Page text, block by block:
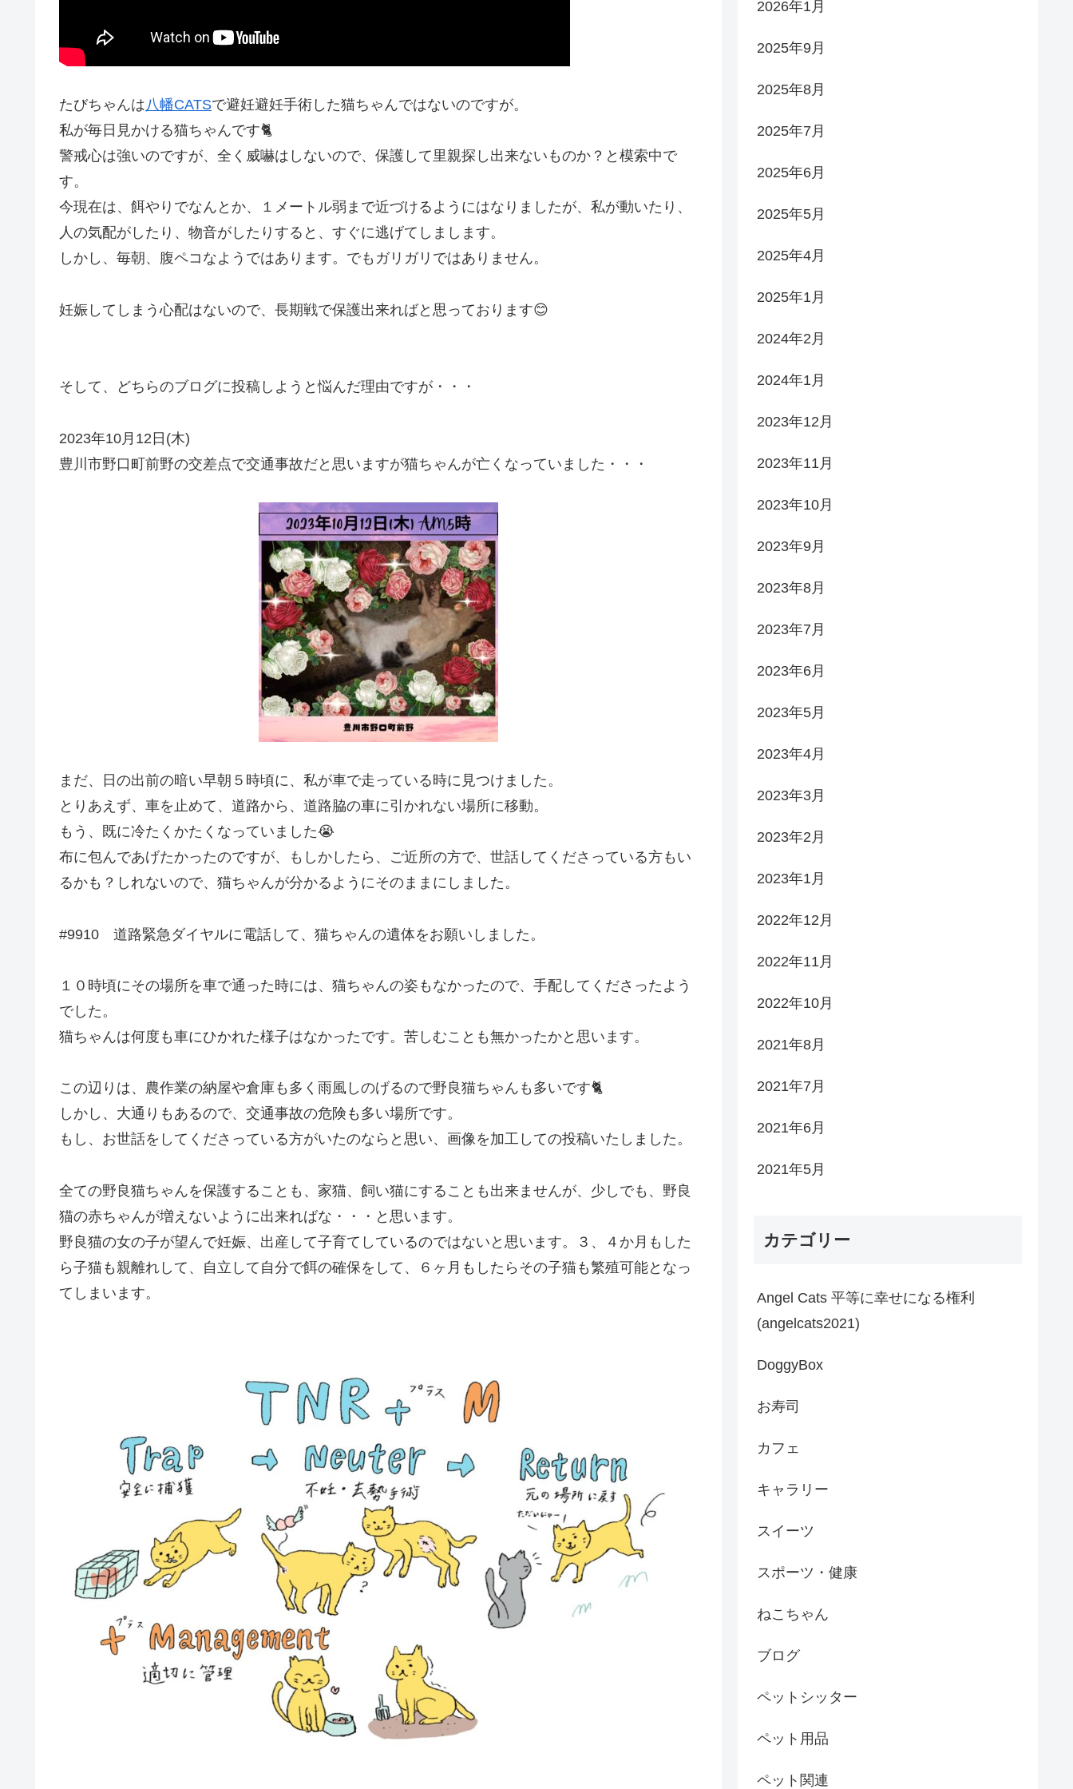
たびちゃんは八幡CATSで避妊避妊手術した猫ちゃんではないのですが。
私が毎日見かける猫ちゃんです🐈
警戒心は強いのですが、全く威嚇はしないので、保護して里親探し出来ないものか？と模索中で
す。
今現在は、餌やりでなんとか、１メートル弱まで近づけるようにはなりましたが、私が動いたり、
人の気配がしたり、物音がしたりすると、すぐに逃げてしまします。
しかし、毎朝、腹ペコなようではあります。でもガリガリではありません。
妊娠してしまう心配はないので、長期戦で保護出来ればと思っております😊
そして、どちらのブログに投稿しようと悩んだ理由ですが・・・
2023年10月12日(木)
豊川市野口町前野の交差点で交通事故だと思いますが猫ちゃんが亡くなっていました・・・
まだ、日の出前の暗い早朝５時頃に、私が車で走っている時に見つけました。
とりあえず、車を止めて、道路から、道路脇の車に引かれない場所に移動。
もう、既に冷たくかたくなっていました😭
布に包んであげたかったのですが、もしかしたら、ご近所の方で、世話してくださっている方もい
るかも？しれないので、猫ちゃんが分かるようにそのままにしました。
#9910 道路緊急ダイヤルに電話して、猫ちゃんの遺体をお願いしました。
１０時頃にその場所を車で通った時には、猫ちゃんの姿もなかったので、手配してくださったよう
でした。
猫ちゃんは何度も車にひかれた様子はなかったです。苦しむことも無かったかと思います。
この辺りは、農作業の納屋や倉庫も多く雨風しのげるので野良猫ちゃんも多いです🐈
しかし、大通りもあるので、交通事故の危険も多い場所です。
もし、お世話をしてくださっている方がいたのならと思い、画像を加工しての投稿いたしました。
全ての野良猫ちゃんを保護することも、家猫、飼い猫にすることも出来ませんが、少しでも、野良
猫の赤ちゃんが増えないように出来ればな・・・と思います。
野良猫の女の子が望んで妊娠、出産して子育てしているのではないと思います。３、４か月もした
ら子猫も親離れして、自立して自分で餌の確保をして、６ヶ月もしたらその子猫も繁殖可能となっ
てしまいます。
2026年1月
2025年9月
2025年8月
2025年7月
2025年6月
2025年5月
2025年4月
2025年1月
2024年2月
2024年1月
2023年12月
2023年11月
2023年10月
2023年9月
2023年8月
2023年7月
2023年6月
2023年5月
2023年4月
2023年3月
2023年2月
2023年1月
2022年12月
2022年11月
2022年10月
2021年8月
2021年7月
2021年6月
2021年5月
カテゴリー
Angel Cats 平等に幸せになる権利
(angelcats2021)
DoggyBox
お寿司
カフェ
キャラリー
スイーツ
スポーツ・健康
ねこちゃん
ブログ
ペットシッター
ペット用品
ペット関連